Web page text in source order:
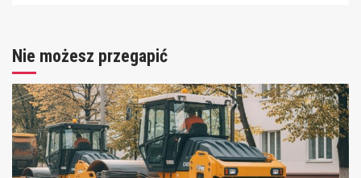
Nie możesz przegapić